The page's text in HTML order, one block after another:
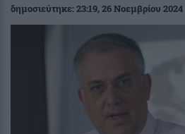
δημοσιεύτηκε:23:19, 26 Νοεμβρίου 2024